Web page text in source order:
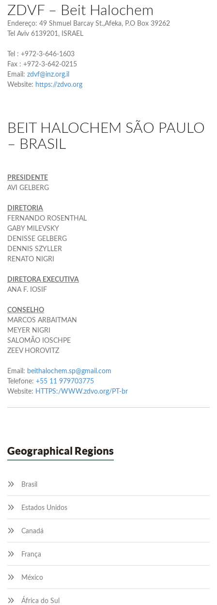
ZDVF – Beit Halochem
Endereço: 49 Shmuel Barcay St.,Afeka, P.O Box 39262
Tel Aviv 6139201, ISRAEL
Tel : +972-3-646-1603
Fax : +972-3-642-0215
Email: zdvf@inz.org.il
Website: https://zdvo.org
BEIT HALOCHEM SÃO PAULO
– BRASIL
PRESIDENTE
AVI GELBERG
DIRETORIA
FERNANDO ROSENTHAL
GABY MILEVSKY
DENISSE GELBERG
DENNIS SZYLLER
RENATO NIGRI
DIRETORA EXECUTIVA
ANA F. IOSIF
CONSELHO
MARCOS ARBAITMAN
MEYER NIGRI
SALOMÃO IOSCHPE
ZEEV HOROVITZ
Email: beithalochem.sp@gmail.com
Telefone: +55 11 979703775
Website: HTTPS:/WWW.zdvo.org/PT-br
Geographical Regions
Brasil
Estados Unidos
Canadá
França
México
África do Sul